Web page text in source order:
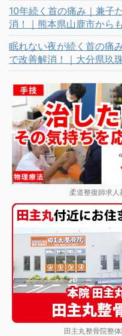
10年続く首の痛み｜兼子
消！｜熊本県山鹿市から
眠れない夜が続く首の痛
で改善解消！｜大分県玖
柔道整復師求人
田主丸整骨院整